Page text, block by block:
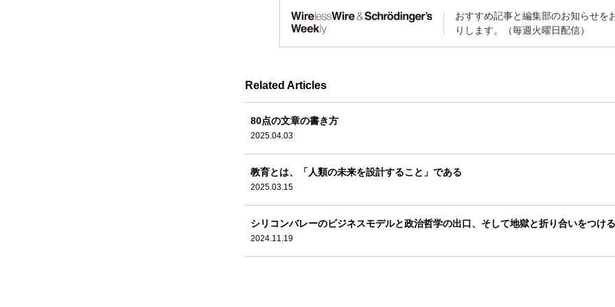
おすすめ記事と編集部のお知らせを
りします。（毎週火曜日配信）
Related Articles
80点の文章の書き方
2025.04.03
教育とは、「人類の未来を設計すること」である
2025.03.15
シリコンバレーのビジネスモデルと政治哲学の出口、そして地獄と折り合いをつけ
2024.11.19